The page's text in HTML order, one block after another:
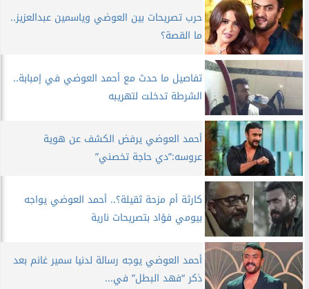
حرب تصريحات بين العوضي وياسمين عبدالعزيز..
ما القصة؟
تفاصيل ما حدث مع أحمد العوضي في إمبابة..
الشرطة تدخلت لتهريبه
أحمد العوضي يرفض الكشف عن هوية
عروسه:”دي حاجة تخصني”
كارثة أم مزحة ثقيلة؟.. أحمد العوضي يواجه
بيومي فؤاد بتصريحات نارية
أحمد العوضي يوجه رسالة لدنيا سمير غانم بعد
ذكر “فهد البطل” في...